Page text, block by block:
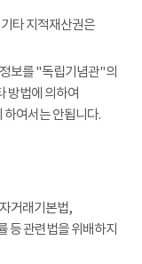
타 지적재산권은
보를 "독립기념관"의
방법에 의하여
여서는 안됩니다.
거래기본법,
등 관련법을 위배하지